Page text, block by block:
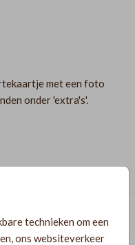
technieken om een
ons websiteverkeer
met een foto
onder 'extra's'.